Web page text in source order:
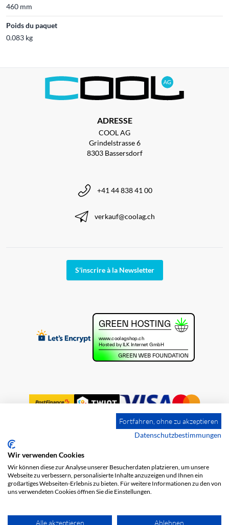
460 mm
Poids du paquet
0.083 kg
ADRESSE
COOL AG
Grindelstrasse 6
8303 Bassersdorf
+41 44 838 41 00
verkauf@coolag.ch
S'inscrire à la Newsletter
Impression
Protection des données
Fortfahren, ohne zu akzeptieren
Datenschutzbestimmungen
Wir verwenden Cookies
Wir können diese zur Analyse unserer Besucherdaten platzieren, um unsere
Webseite zu verbessern, personalisierte Inhalte anzuzeigen und Ihnen ein
großartiges Webseiten-Erlebnis zu bieten. Für weitere Informationen zu den von
uns verwendeten Cookies öffnen Sie die Einstellungen.
Alle akzeptieren Ablehnen